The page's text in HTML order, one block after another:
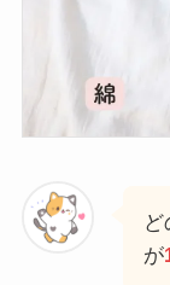
ど
が